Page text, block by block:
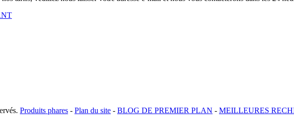
Produits phares - Plan du site - BLOG DE PREMIER PLAN - MEILLEURES